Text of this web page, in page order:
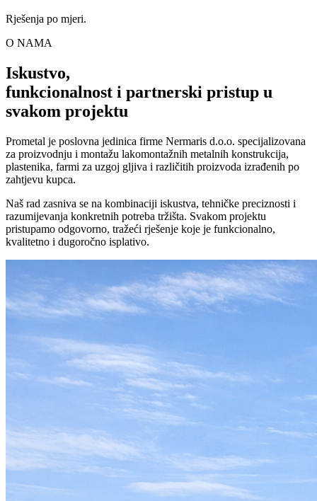
Rješenja po mjeri.
O NAMA
Iskustvo,
funkcionalnost i partnerski pristup u
svakom projektu
Prometal je poslovna jedinica firme Nermaris d.o.o. specijalizovana
za proizvodnju i montažu lakomontažnih metalnih konstrukcija,
plastenika, farmi za uzgoj gljiva i različitih proizvoda izrađenih po
zahtjevu kupca.
Naš rad zasniva se na kombinaciji iskustva, tehničke preciznosti i
razumijevanja konkretnih potreba tržišta. Svakom projektu
pristupamo odgovorno, tražeći rješenje koje je funkcionalno,
kvalitetno i dugoročno isplativo.